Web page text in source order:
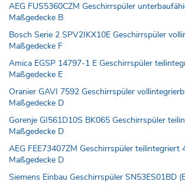
AEG FUS5360CZM Geschirrspüler
Maßgedecke B
Bosch Serie 2 SPV2IKX10E Geschirrspüler
Maßgedecke F
Amica EGSP 14797-1 E Geschirrspüler
Maßgedecke E
Oranier GAVI 7592 Geschirrspüler
Maßgedecke D
Gorenje GI561D10S BK065 Geschirrspüler
Maßgedecke D
AEG FEE73407ZM Geschirrspüler teilintegriert
Maßgedecke D
Siemens Einbau Geschirrspüler SN53ES01BD